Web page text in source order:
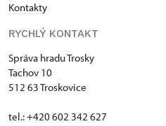
Kontakty
RYCHLÝ KONTAKT
Správa hradu Trosky
Tachov 10
512 63 Troskovice
tel.: +420 602 342 627